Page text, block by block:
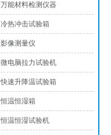
万能材料检测仪器
冷热冲击试验箱
影像测量仪
微电脑拉力试验机
快速升降温试验箱
恒温恒湿箱
恒温恒湿试验机